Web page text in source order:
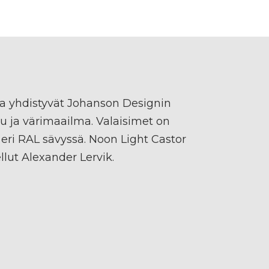
yhdistyvät Johanson Designin
ja värimaailma. Valaisimet on
RAL sävyssä. Noon Light Castor
Alexander Lervik.